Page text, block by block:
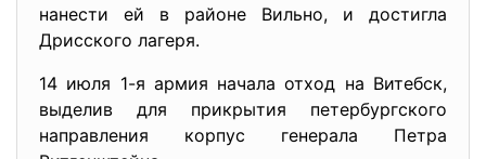
нанести ей в районе Вильно, и достигла
Дрисского лагеря.
14 июля 1-я армия начала отход на Витебск,
выделив для прикрытия петербургского
направления корпус генерала Петра